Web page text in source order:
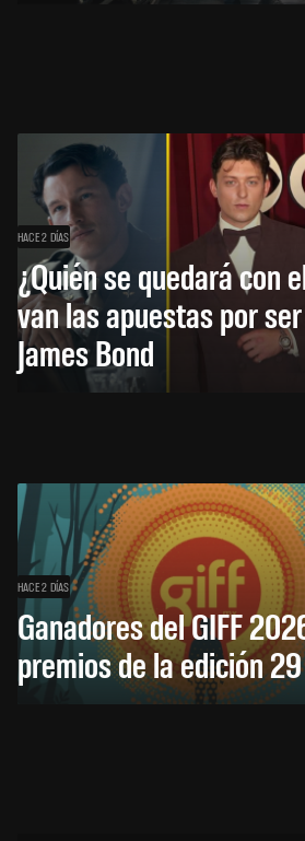
HACE 2 DÍAS
¿Quién se quedará con
van las apuestas por
James Bond
HACE 2 DÍAS
Ganadores del GIFF
premios de la edición